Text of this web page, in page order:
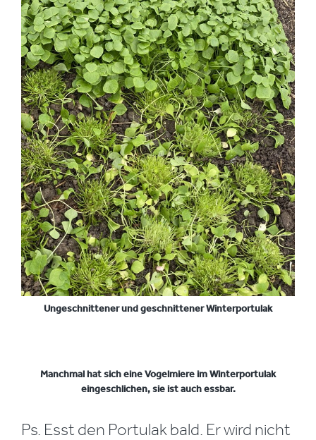
Ungeschnittener und geschnittener Winterportulak
Manchmal hat sich eine Vogelmiere im Winterportulak
eingeschlichen, sie ist auch essbar.
Ps. Esst den Portulak bald. Er wird nicht